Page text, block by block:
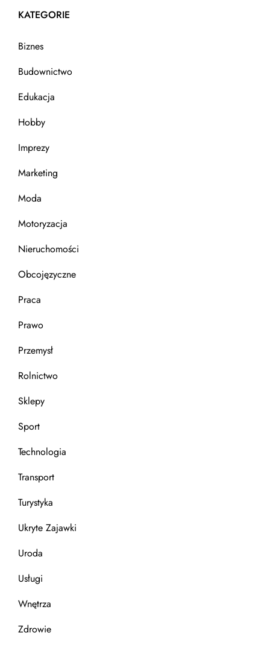
KATEGORIE
Biznes
Budownictwo
Edukacja
Hobby
Imprezy
Marketing
Moda
Motoryzacja
Nieruchomości
Obcojęzyczne
Praca
Prawo
Przemysł
Rolnictwo
Sklepy
Sport
Technologia
Transport
Turystyka
Ukryte Zajawki
Uroda
Usługi
Wnętrza
Zdrowie